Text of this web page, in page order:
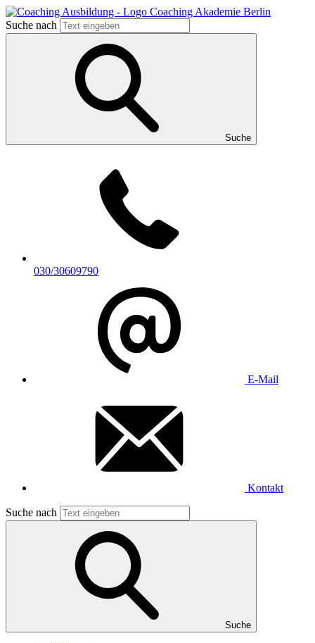
Suche nach
Suche
030/30609790
E-Mail
Kontakt
Suche nach
Suche